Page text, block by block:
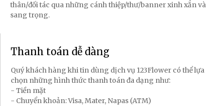
thân/đối tác qua những cánh thiệp/thư/banner xinh xắn và
sang trọng.
Thanh toán dễ dàng
Quý khách hàng khi tin dùng dịch vụ 123Flower có thể lựa
chọn những hình thức thanh toán đa dạng như:
- Tiền mặt
- Chuyển khoản: Visa, Mater, Napas (ATM)